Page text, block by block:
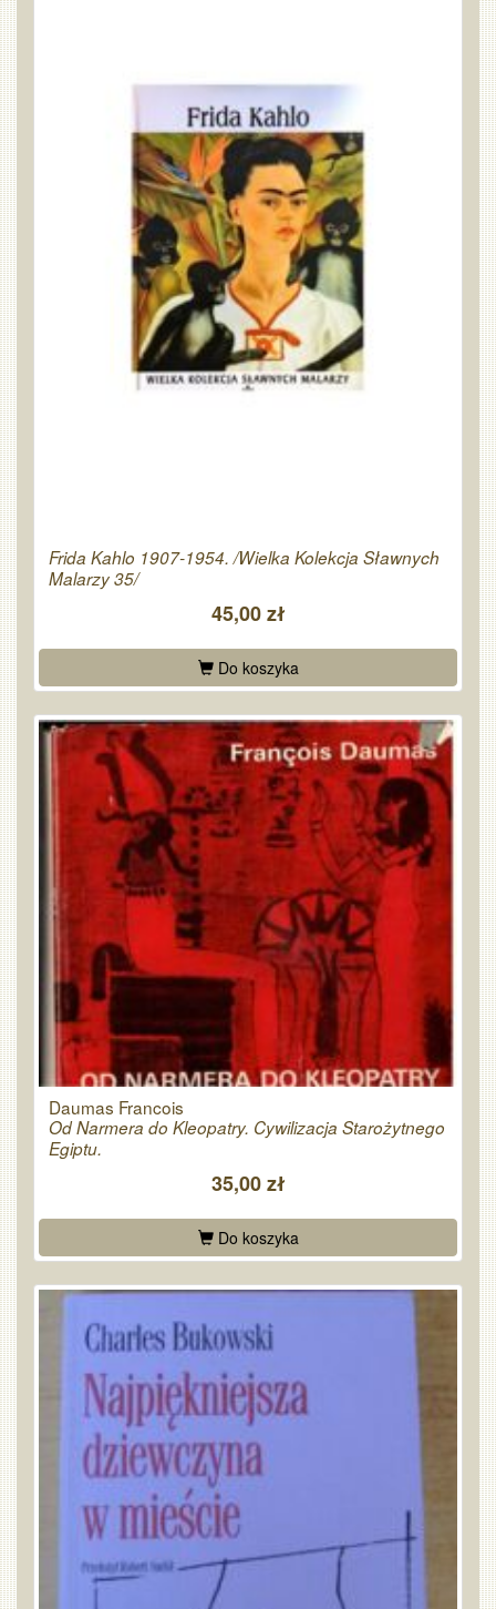
Frida Kahlo 1907-1954. /Wielka Kolekcja Sławnych
Malarzy 35/
45,00 zł
Do koszyka
Daumas Francois
Od Narmera do Kleopatry. Cywilizacja Starożytnego
Egiptu.
35,00 zł
Do koszyka